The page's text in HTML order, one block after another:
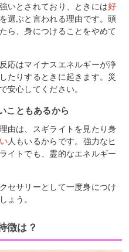
いとされており、ときには好
選ぶと言われる理由です。頭
ら、身につけることをやめて
応はマイナスエネルギーが浄
たりするときに起きます。災
安心してください。
こともあるから
由は、スギライトを見たり身
人もいるからです。強力なヒ
イトでも、霊的なエネルギー
セサリーとして一度身につけ
ょう。
徴は？